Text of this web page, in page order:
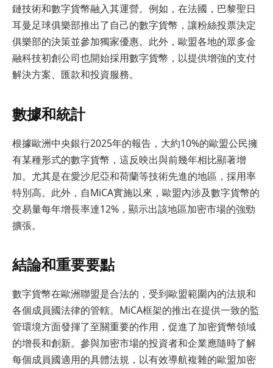
鏈技術和數字貨幣融入其運營。例如，在法國，巴黎聖日
耳曼足球俱樂部推出了自己的數字貨幣，讓粉絲投票決定
俱樂部的決策並參加獨家優惠。此外，歐盟各地的眾多金
融科技初創公司也開始採用數字貨幣，以提供增強的支付
解決方案、匯款和投資服務。
數據和統計
根據歐洲中央銀行2025年的報告，大約10%的歐盟公民擁
有某種形式的數字貨幣，這反映出與前幾年相比顯著增
加。尤其是在愛沙尼亞和荷蘭等技術先進的地區，採用率
特別高。此外，自MiCA實施以來，歐盟內涉及數字貨幣的
交易量每年增長率達12%，顯示出該地區加密市場的強勁
擴張。
結論和重要要點
數字貨幣在歐洲聯盟是合法的，受到歐盟範圍內的法規和
各個成員國法律的管轄。MiCA框架的推出在提供一致的監
管環境方面發揮了至關重要的作用，促進了加密貨幣領域
的增長和創新。參與加密市場的投資者和企業應隨時了解
每個成員國適用的具體法規，以有效導航複雜的歐盟加密